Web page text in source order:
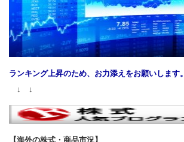
ランキング上昇のため、お力添えをお願いします。
↓ ↓
【海外の株式・商品市況】